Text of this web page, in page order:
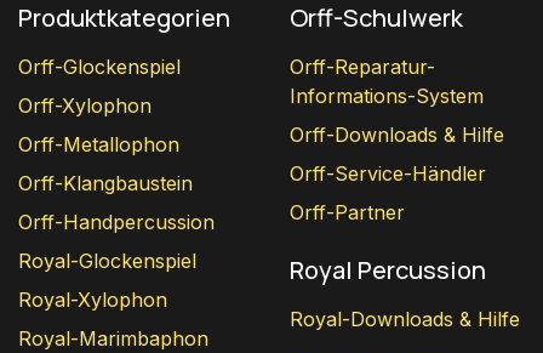
Produktkategorien
Orff-Glockenspiel
Orff-Xylophon
Orff-Metallophon
Orff-Klangbaustein
Orff-Handpercussion
Royal-Glockenspiel
Royal-Xylophon
Royal-Marimbaphon
Orff-Schulwerk
Orff-Reparatur-
Informations-System
Orff-Downloads & Hilfe
Orff-Service-Händler
Orff-Partner
Royal Percussion
Royal-Downloads & Hilfe